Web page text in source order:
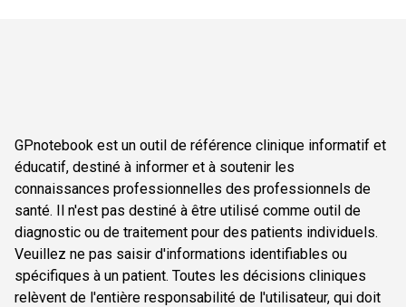
GPnotebook est un outil de référence clinique informatif et
éducatif, destiné à informer et à soutenir les
connaissances professionnelles des professionnels de
santé. Il n'est pas destiné à être utilisé comme outil de
diagnostic ou de traitement pour des patients individuels.
Veuillez ne pas saisir d'informations identifiables ou
spécifiques à un patient. Toutes les décisions cliniques
relèvent de l'entière responsabilité de l'utilisateur, qui doit